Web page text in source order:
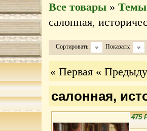
Все товары »
салонная,
Сортировать: Показать:
« Первая «
салонная,
475